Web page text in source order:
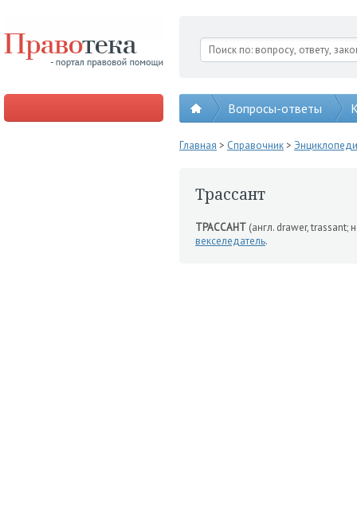
Вопросы-ответы
Главная > Справочник>
Трассант
ТРАССАНТ (англ. drawer,
векселедатель.